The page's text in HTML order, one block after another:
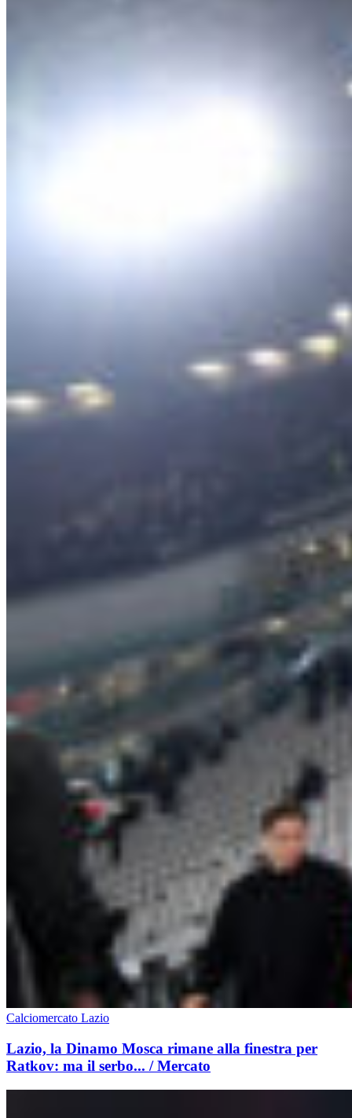
Calciomercato Lazio
Lazio, la Dinamo Mosca rimane alla finestra per
Ratkov: ma il serbo... / Mercato